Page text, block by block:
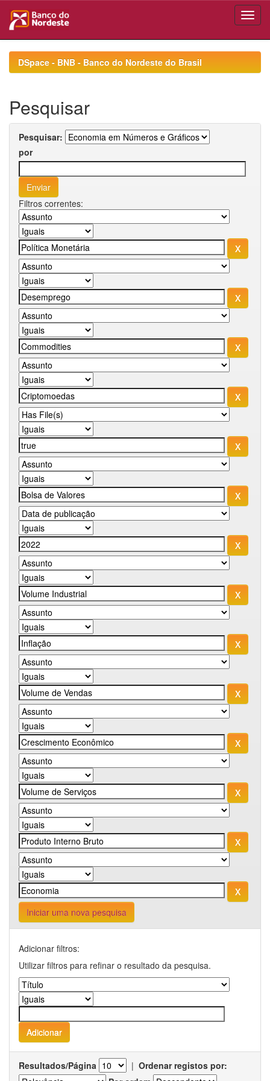
navigationDSpace - BNB - Banco do Nordeste do Brasil
Pesquisar
Pesquisar:
por
Filtros correntes:
Iniciar uma nova pesquisa
Adicionar filtros:
Utilizar filtros para refinar o resultado da pesquisa.
Resultados/Página | Ordenar registos por: